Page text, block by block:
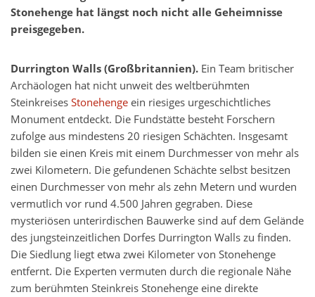
Stonehenge hat längst noch nicht alle Geheimnisse
preisgegeben.
Durrington Walls (Großbritannien). Ein Team britischer
Archäologen hat nicht unweit des weltberühmten
SteinkreisesStonehenge ein riesiges urgeschichtliches
Monument entdeckt. Die Fundstätte besteht Forschern
zufolge aus mindestens 20 riesigen Schächten. Insgesamt
bilden sie einen Kreis mit einem Durchmesser von mehr als
zwei Kilometern. Die gefundenen Schächte selbst besitzen
einen Durchmesser von mehr als zehn Metern und wurden
vermutlich vor rund 4.500 Jahren gegraben. Diese
mysteriösen unterirdischen Bauwerke sind auf dem Gelände
des jungsteinzeitlichen Dorfes Durrington Walls zu finden.
Die Siedlung liegt etwa zwei Kilometer von Stonehenge
entfernt. Die Experten vermuten durch die regionale Nähe
zum berühmten Steinkreis Stonehenge eine direkte